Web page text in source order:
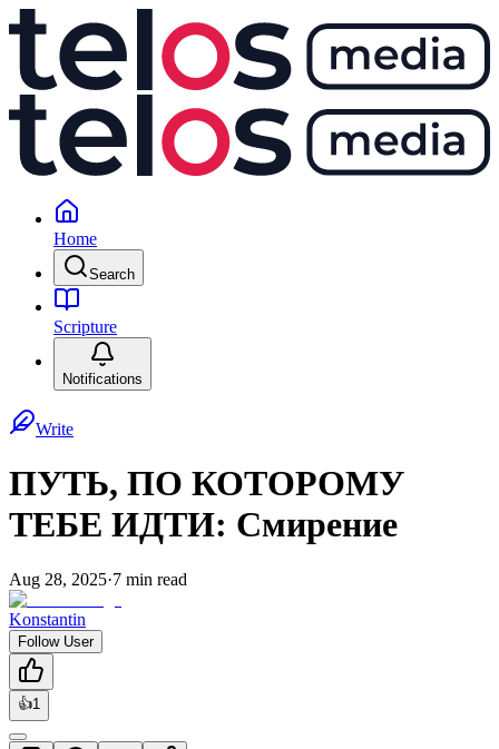
Home
Search
Scripture
Notifications
Write
ПУТЬ, ПО КОТОРОМУ
ТЕБЕ ИДТИ: Смирение
Aug 28, 2025·7 min read
Konstantin
Follow User
👍1